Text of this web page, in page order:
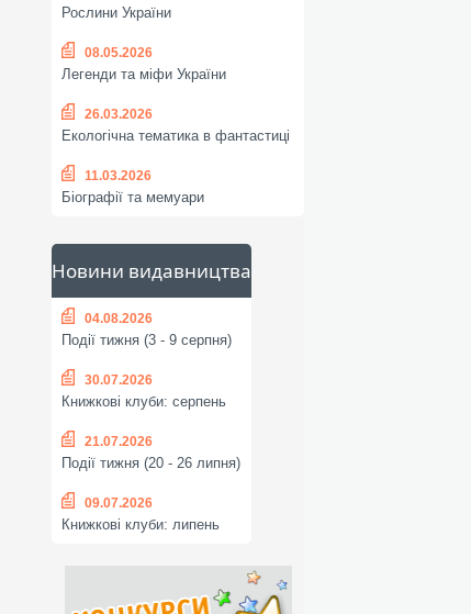
Рослини України
08.05.2026
Легенди та міфи України
26.03.2026
Екологічна тематика в фантастиці
11.03.2026
Біографії та мемуари
Новини видавництва
04.08.2026
Події тижня (3 - 9 серпня)
30.07.2026
Книжкові клуби: серпень
21.07.2026
Події тижня (20 - 26 липня)
09.07.2026
Книжкові клуби: липень